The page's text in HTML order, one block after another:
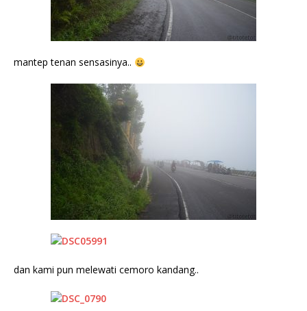
mantep tenan sensasinya..
dan kami pun melewati cemoro kandang..